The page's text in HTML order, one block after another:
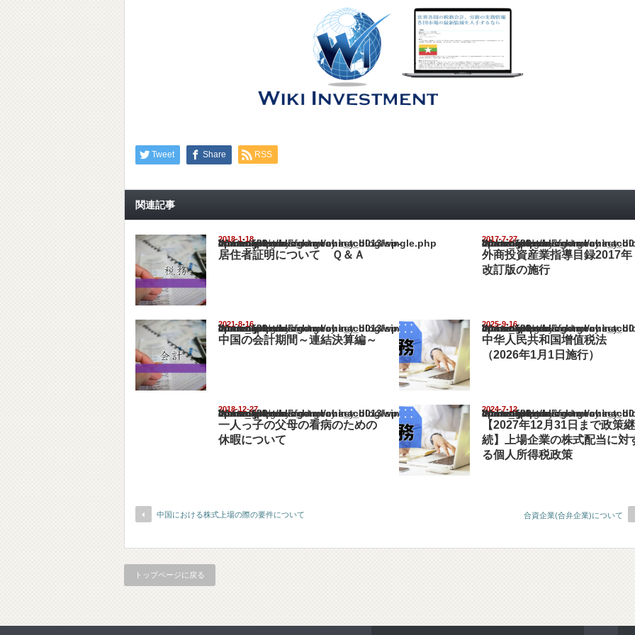
Tweet Share RSS
関連記事
2018-1-18
Warning
: Undefined array key "show_category" in
/home/netst/kuno-cpa.co.jp/public_html/china_blog/wp-content/themes/gorgeous_tcd013/single.php
on line183
居住者証明について Ｑ＆Ａ
2017-7-27
Warning
: Undefined array key "show_category" in
/home/netst/kuno-cpa.co.jp/public_html/china_blog/wp-content/
on line183
外商投資産業指導目録2017年
改訂版の施行
2021-8-16
Warning
: Undefined array key "show_category" in
/home/netst/kuno-cpa.co.jp/public_html/china_blog/wp-content/themes/gorgeous_tcd013/single.php
on line183
中国の会計期間～連結決算編～
2025-9-16
Warning
: Undefined array key "show_category" in
/home/netst/kuno-cpa.co.jp/public_html/china_blog/wp-content/
on line183
中华人民共和国增值税法
（2026年1月1日施行）
2018-12-27
Warning
: Undefined array key "show_category" in
/home/netst/kuno-cpa.co.jp/public_html/china_blog/wp-content/themes/gorgeous_tcd013/single.php
on line183
一人っ子の父母の看病のための
休暇について
2024-7-12
Warning
: Undefined array key "show_category" in
/home/netst/kuno-cpa.co.jp/public_html/china_blog/wp-content/
on line183
【2027年12月31日まで政策継
続】上場企業の株式配当に対
る個人所得税政策
中国における株式上場の際の要件について 合資企業(合弁企業)について
トップページに戻る